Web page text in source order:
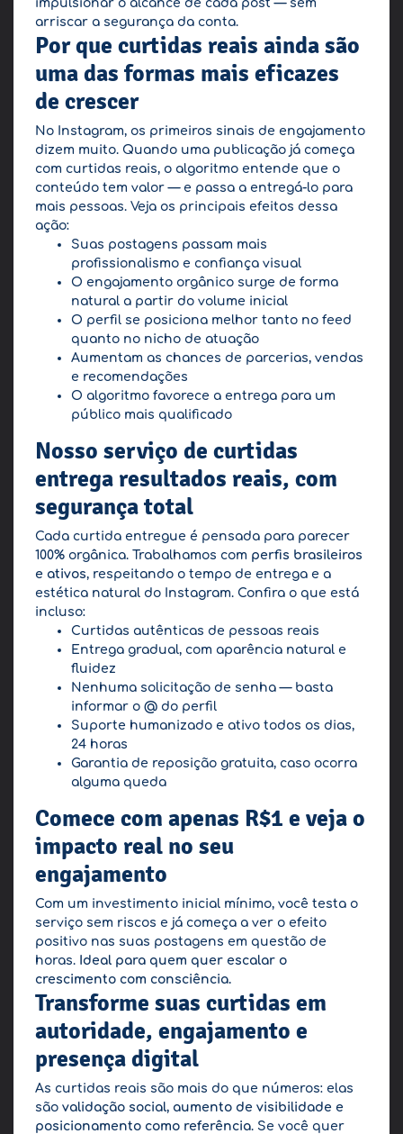
impulsionar o alcance de cada post — sem
arriscar a segurança da conta.
Por que curtidas reais ainda são
uma das formas mais eficazes
de crescer
No Instagram, os primeiros sinais de engajamento
dizem muito. Quando uma publicação já começa
com curtidas reais, o algoritmo entende que o
conteúdo tem valor — e passa a entregá-lo para
mais pessoas. Veja os principais efeitos dessa
ação:
Suas postagens passam mais
profissionalismo e confiança visual
O engajamento orgânico surge de forma
natural a partir do volume inicial
O perfil se posiciona melhor tanto no feed
quanto no nicho de atuação
Aumentam as chances de parcerias, vendas
e recomendações
O algoritmo favorece a entrega para um
público mais qualificado
Nosso serviço de curtidas
entrega resultados reais, com
segurança total
Cada curtida entregue é pensada para parecer
100% orgânica. Trabalhamos com perfis brasileiros
e ativos, respeitando o tempo de entrega e a
estética natural do Instagram. Confira o que está
incluso:
Curtidas autênticas de pessoas reais
Entrega gradual, com aparência natural e
fluidez
Nenhuma solicitação de senha — basta
informar o @ do perfil
Suporte humanizado e ativo todos os dias,
24 horas
Garantia de reposição gratuita, caso ocorra
alguma queda
Comece com apenas R$1 e veja o
impacto real no seu
engajamento
Com um investimento inicial mínimo, você testa o
serviço sem riscos e já começa a ver o efeito
positivo nas suas postagens em questão de
horas. Ideal para quem quer escalar o
crescimento com consciência.
Transforme suas curtidas em
autoridade, engajamento e
presença digital
As curtidas reais são mais do que números: elas
são validação social, aumento de visibilidade e
posicionamento como referência. Se você quer